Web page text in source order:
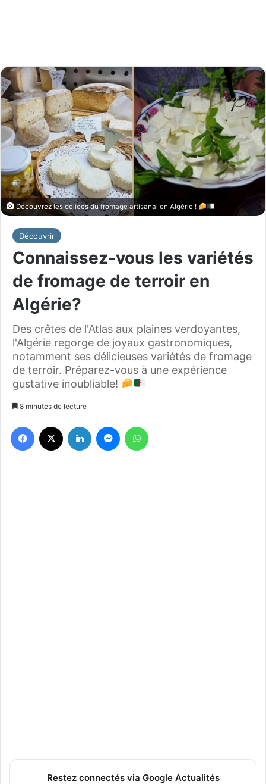
Découvrez les délices du fromage artisanal en Algérie !
Découvrir
Connaissez-vous les variétés
de fromage de terroir en
Algérie?
Des crêtes de l'Atlas aux plaines verdoyantes,
l'Algérie regorge de joyaux gastronomiques,
notamment ses délicieuses variétés de fromage
de terroir. Préparez-vous à une expérience
gustative inoubliable!
8 minutes de lecture
Restez connectés via Google Actualités